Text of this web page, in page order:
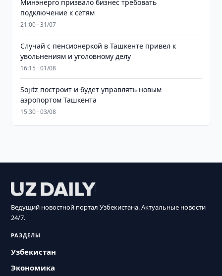
Минэнерго призвало бизнес требовать
подключение к сетям
21:00 · 31/07
Случай с пенсионеркой в Ташкенте привел к
увольнениям и уголовному делу
16:15 · 01/08
Sojitz построит и будет управлять новым
аэропортом Ташкента
15:30 · 03/08
Ведущий новостной портал Узбекистана. Актуальные новости
24/7.
РАЗДЕЛЫ
Узбекистан
Экономика